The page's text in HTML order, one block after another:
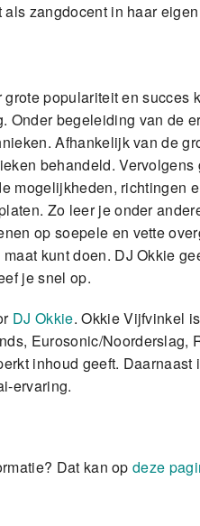
zangdocent in haar
grote populariteit en
Onder begeleiding van de
Afhankelijk van de
behandeld.
mogelijkheden, richtingen
Zo leer je onder
op soepele en vette
kunt doen. DJ Okkie
je snel op.
DJ Okkie. Okkie Vijfvinkel
Eurosonic/
inhoud geeft.
ervaring.
Dat kan opdeze